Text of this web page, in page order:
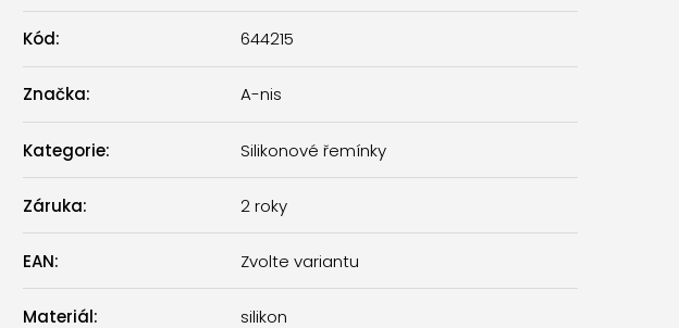
Kód: 644215
Značka: A-nis
Kategorie: Silikonové řemínky
Záruka: 2 roky
EAN: Zvolte variantu
Materiál: silikon